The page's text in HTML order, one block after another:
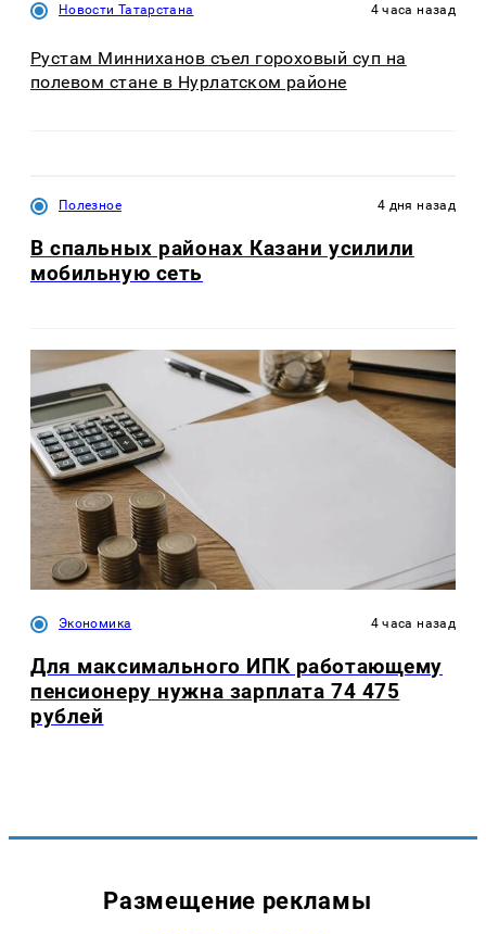
Новости Татарстана 4 часа назад
Рустам Минниханов съел гороховый суп на
полевом стане в Нурлатском районе
Полезное 4 дня назад
В спальных районах Казани усилили
мобильную сеть
Экономика 4 часа назад
Для максимального ИПК работающему
пенсионеру нужна зарплата 74 475
рублей
Размещение рекламы